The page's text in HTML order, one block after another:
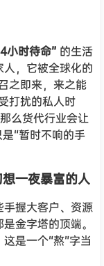
小时待命” 的生活
，它被全球化的
之即来，来之能
打扰的私人时
么货代行业会让
“暂时不响的手
一夜暴富的人
握大客户、资源
金字塔的顶端。
是一个“熬”字当